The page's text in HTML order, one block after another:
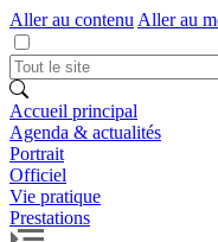
Aller au contenu Aller au
Accueil principal
Agenda & actualités
Portrait
Officiel
Vie pratique
Prestations